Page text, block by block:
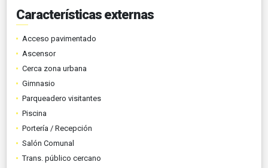
Características externas
Acceso pavimentado
Ascensor
Cerca zona urbana
Gimnasio
Parqueadero visitantes
Piscina
Portería / Recepción
Salón Comunal
Trans. público cercano